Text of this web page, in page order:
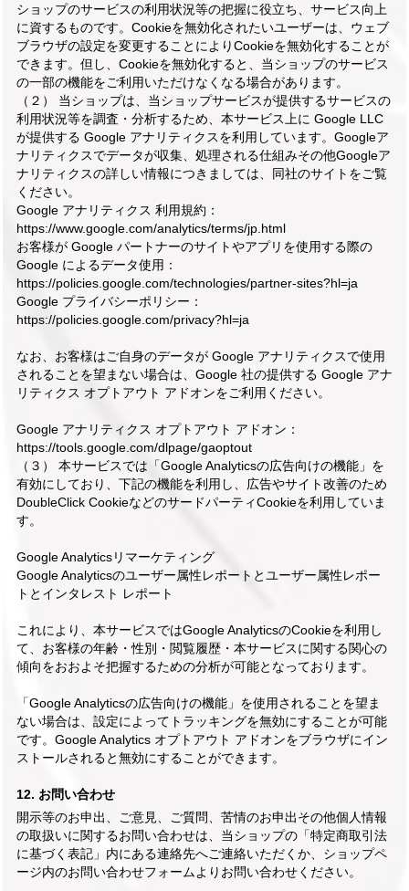
ショップのサービスの利用状況等の把握に役立ち、サービス向上
に資するものです。Cookieを無効化されたいユーザーは、ウェブ
ブラウザの設定を変更することによりCookieを無効化することが
できます。但し、Cookieを無効化すると、当ショップのサービス
の一部の機能をご利用いただけなくなる場合があります。
（２） 当ショップは、当ショップサービスが提供するサービスの
利用状況等を調査・分析するため、本サービス上に Google LLC
が提供する Google アナリティクスを利用しています。Googleア
ナリティクスでデータが収集、処理される仕組みその他Googleア
ナリティクスの詳しい情報につきましては、同社のサイトをご覧
ください。
Google アナリティクス 利用規約：
https://www.google.com/analytics/terms/jp.html
お客様が Google パートナーのサイトやアプリを使用する際の
Google によるデータ使用：
https://policies.google.com/technologies/partner-sites?hl=ja
Google プライバシーポリシー：
https://policies.google.com/privacy?hl=ja
なお、お客様はご自身のデータが Google アナリティクスで使用
されることを望まない場合は、Google 社の提供する Google アナ
リティクス オプトアウト アドオンをご利用ください。
Google アナリティクス オプトアウト アドオン：
https://tools.google.com/dlpage/gaoptout
（３） 本サービスでは「Google Analyticsの広告向けの機能」を
有効にしており、下記の機能を利用し、広告やサイト改善のため
DoubleClick CookieなどのサードパーティCookieを利用していま
す。
Google Analyticsリマーケティング
Google Analyticsのユーザー属性レポートとユーザー属性レポー
トとインタレスト レポート
これにより、本サービスではGoogle AnalyticsのCookieを利用し
て、お客様の年齢・性別・閲覧履歴・本サービスに関する関心の
傾向をおおよそ把握するための分析が可能となっております。
「Google Analyticsの広告向けの機能」を使用されることを望ま
ない場合は、設定によってトラッキングを無効にすることが可能
です。Google Analytics オプトアウト アドオンをブラウザにイン
ストールされると無効にすることができます。
12. お問い合わせ
開示等のお申出、ご意見、ご質問、苦情のお申出その他個人情報
の取扱いに関するお問い合わせは、当ショップの「特定商取引法
に基づく表記」内にある連絡先へご連絡いただくか、ショップペ
ージ内のお問い合わせフォームよりお問い合わせください。